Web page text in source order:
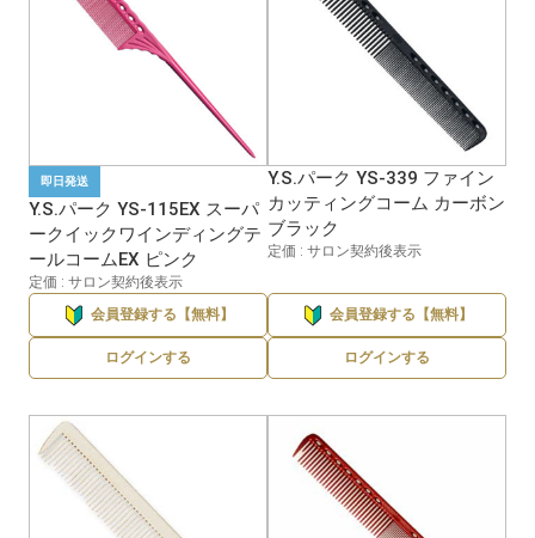
即日発送
Y.S.パーク YS-115EX スーパ
ークイックワインディングテ
ールコームEX ピンク
定価 : サロン契約後表示
会員登録する【無料】
ログインする
Y.S.パーク YS-339 ファイン
カッティングコーム カーボン
ブラック
定価 : サロン契約後表示
会員登録する【無料】
ログインする